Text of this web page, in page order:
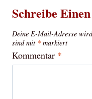
Schreibe
Deine E-Mail-Adresse
sind mit * markiert
Kommentar *